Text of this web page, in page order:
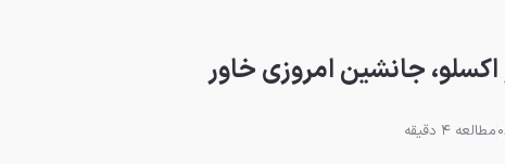
جانشین امروزی خاور
مطالعه 4 دقیقه